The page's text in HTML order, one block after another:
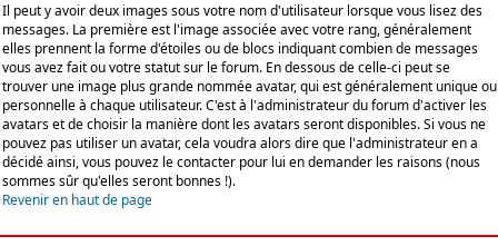
Il peut y avoir deux images sous votre nom d'utilisateur lorsque vous lisez des
messages. La première est l'image associée avec votre rang, généralement
elles prennent la forme d'étoiles ou de blocs indiquant combien de messages
vous avez fait ou votre statut sur le forum. En dessous de celle-ci peut se
trouver une image plus grande nommée avatar, qui est généralement unique ou
personnelle à chaque utilisateur. C'est à l'administrateur du forum d'activer les
avatars et de choisir la manière dont les avatars seront disponibles. Si vous ne
pouvez pas utiliser un avatar, cela voudra alors dire que l'administrateur en a
décidé ainsi, vous pouvez le contacter pour lui en demander les raisons (nous
sommes sûr qu'elles seront bonnes !).
Revenir en haut de page